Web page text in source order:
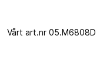
Vårt art.nr 05.M6808D